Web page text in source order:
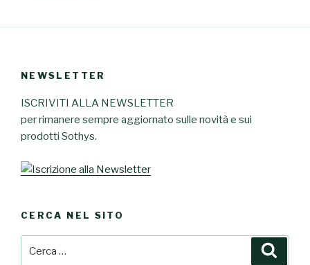
NEWSLETTER
ISCRIVITI ALLA NEWSLETTER
per rimanere sempre aggiornato sulle novità e sui
prodotti Sothys.
CERCA NEL SITO